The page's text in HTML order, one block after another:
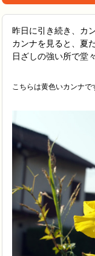
昨日に引き続き、カ
カンナを見ると、夏
日ざしの強い所で堂
こちらは黄色いカンナで